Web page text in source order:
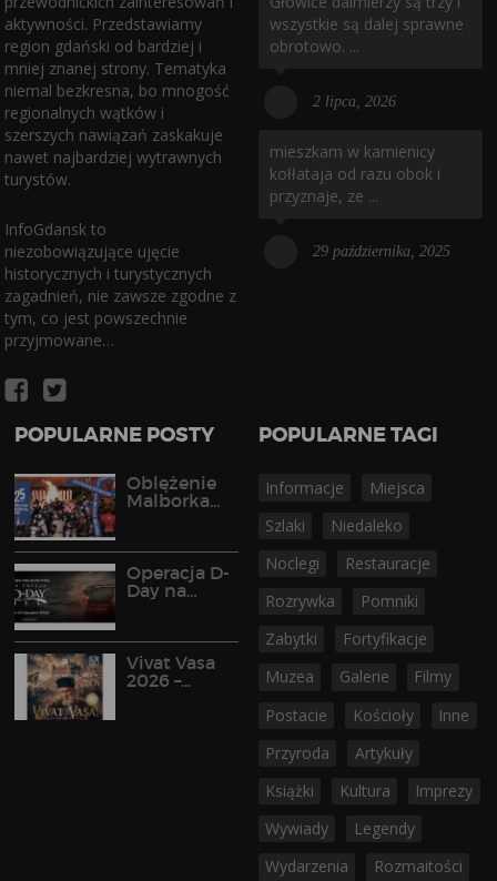
aktywności. Przedstawiamy
region gdański od bardziej i
mniej znanej strony. Tematyka
niemal bezkresna, bo mnogość
regionalnych wątków i
szerszych nawiązań zaskakuje
nawet najbardziej wytrawnych
turystów.
InfoGdansk to
niezobowiązujące ujęcie
historycznych i turystycznych
zagadnień, nie zawsze zgodne z
tym, co jest powszechnie
przyjmowane…
wszystkie są dalej sprawne
obrotowo. ...
2 lipca, 2026
mieszkam w kamienicy
kołłataja od razu obok i
przyznaje, ze ...
29 października, 2025
POPULARNE POSTY
Oblężenie
Malborka
Operacja D-
Day na
Vivat Vasa
2026 –
POPULARNE TAGI
Informacje
Miejsca
Szlaki
Niedaleko
Noclegi
Restauracje
Rozrywka
Pomniki
Zabytki
Fortyfikacje
Muzea
Galerie
Filmy
Postacie
Kościoły
Inne
Przyroda
Artykuły
Książki
Kultura
Imprezy
Wywiady
Legendy
Wydarzenia
Rozmaitości